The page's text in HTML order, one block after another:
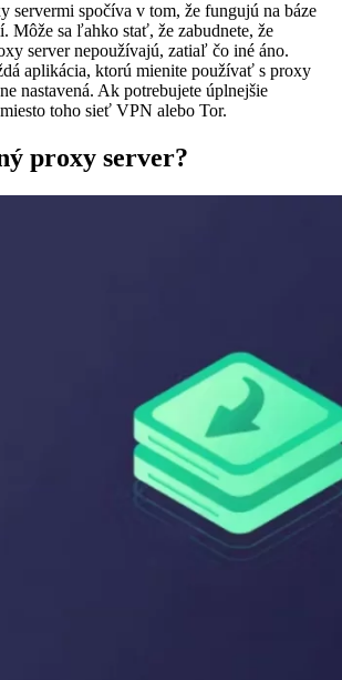
servermi spočíva v tom, že fungujú na báze
Môže sa ľahko stať, že zabudnete, že
server nepoužívajú, zatiaľ čo iné áno.
aplikácia, ktorú mienite používať s proxy
nastavená. Ak potrebujete úplnejšie
toho sieť VPN alebo Tor.
proxy server?